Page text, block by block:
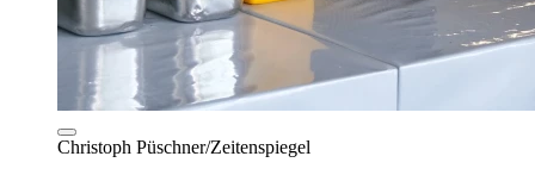
Christoph Püschner/Zeitenspiegel